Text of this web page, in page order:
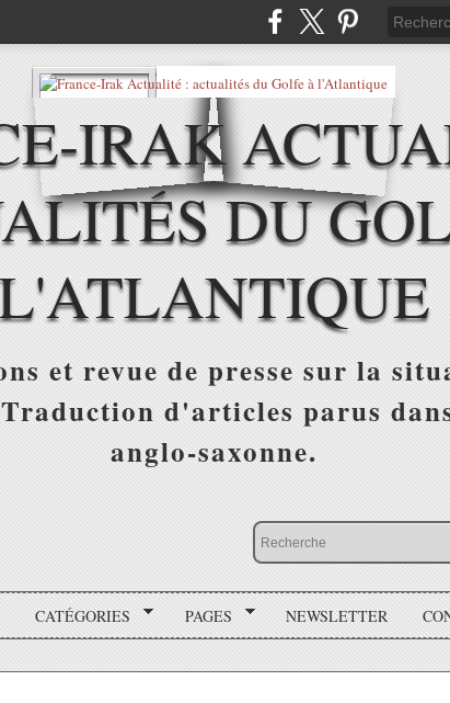
IRAK
DU
et revue de presse sur la
d'articles parus
anglo-saxonne.
CATÉGORIES PAGES NEWSLETTER